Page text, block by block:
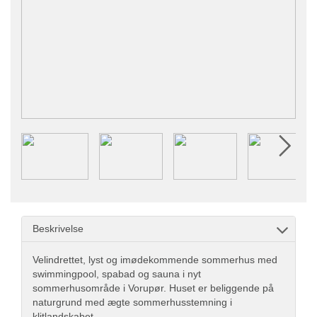
Beskrivelse
Velindrettet, lyst og imødekommende sommerhus med
swimmingpool, spabad og sauna i nyt
sommerhusområde i Vorupør. Huset er beliggende på
naturgrund med ægte sommerhusstemning i